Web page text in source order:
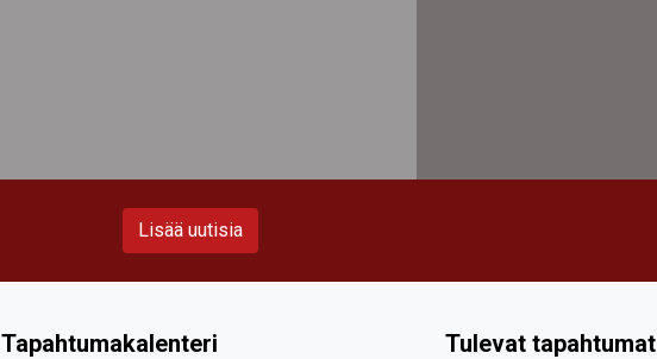
Lisää uutisia
Tapahtumakalenteri Tulevat tapahtumat